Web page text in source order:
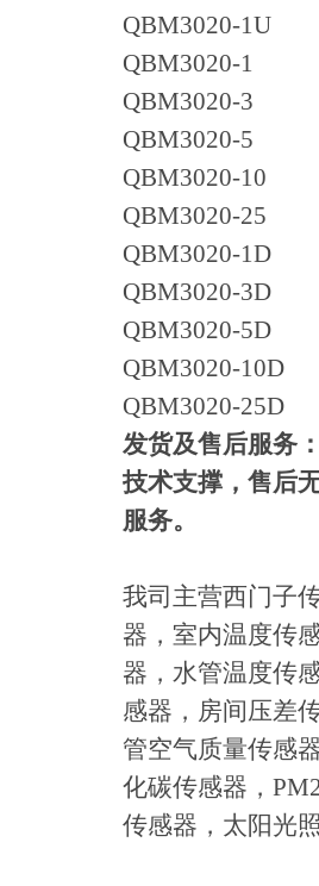
QBM3020-1U
QBM3020-1
QBM3020-3
QBM3020-5
QBM3020-10
QBM3020-25
QBM3020-1D
QBM3020-3D
QBM3020-5D
QBM3020-10D
QBM3020-25D
发货及售后服务
技术支撑，售后
服务。
我司主营西门子
器，室内温度传
器，水管温度传
感器，房间压差
管空气质量传感
化碳传感器，
传感器，太阳光